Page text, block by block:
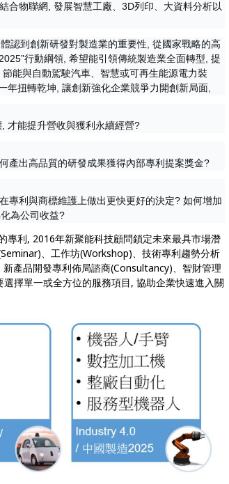
合物聯網, 發展智慧工廠、3D列印、大資料分析以
認到創新研發對製造業的重要性, 從國家戰略的高
行動綱領, 希望能引領傳統製造業全面轉型, 提
能與自動駕駛汽車、智慧或可再生能源電力裝
扭轉乾坤, 讓創新強化企業競爭力開創新局面,
才能提升營收與獲利永續經營?
產出高品質的研發成果獲得內部專利提案獎金?
專利與商標維護上做出更快更好的決定? 如何增加
為公司收益?
專利, 2016年新聚能科技顧問鎖定未來最具市場潛
、工作坊(Workshop)、技術專利趨勢分析
產品開發專利佈局諮商(Consultancy)、智財管理
擇單一或全方位的服務項目, 協助企業快速進入關